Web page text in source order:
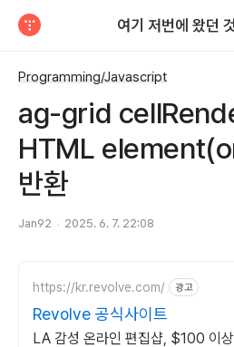
여기 저번에 왔던
Programming/Javascript
ag-grid
HTML
반환
Jan92 2025. 6. 7. 22:08
https://kr.revolve.com/ 광고
Revolve 공식사이트
LA 감성 온라인 편집샵, $100 이